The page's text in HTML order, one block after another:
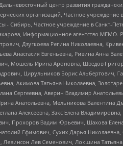
центр развития
организаций, Частное учреждение
- Сибирь, Частное учреждение в Санкт-
Информационное агентство
Дзугкоева Регина Николаевна,
Анастасия Евгеньевна, Ривина Анна
Мошель Ирина Ароновна, Шведов
Цирульников Борис
Акимова Татьяна Николаевна,
Сергеевна, Аверин Владимир
Анатольевна, Мельникова Валентина
Алексеевна, Закс Елена
Прохоров Вадим Юрьевич, Шахова
Ефимович, Сухих Дарья
Лев Семенович, Локшина